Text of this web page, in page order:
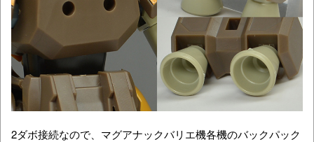
2ダボ接続なので、マグアナックバリエ機各機のバックパック